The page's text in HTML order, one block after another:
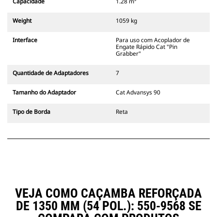
acoplador, sempre na linha de
Os Acopladores de Engate Rápido
com as escavadeiras com esteira
311-352 e todas as escavadeiras
largura de valetamento também
Os acessórios compatíveis com o
usam articulações fixas de
sistema de travamento em estilo
escavadeiras com esteira e com
rodas.
Weight 1059 kg
Interface
Para uso com Acoplador de
Engate Rápido Cat "Pin
Grabber"
Quantidade de Adaptadores 7
Tamanho do Adaptador Cat Advansys 90
Tipo de Borda Reta
VEJA COMO CAÇAMBA REFORÇADA
DE 1350 MM (54 POL.): 550-9568 SE